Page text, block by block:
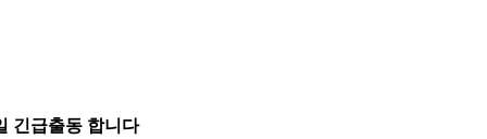
긴급출동 합니다